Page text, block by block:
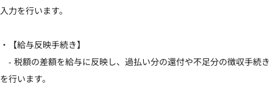
入力を行います。
・【給与反映手続き】
- 税額の差額を給与に反映し、過払い分の還付や不足分の徴収手続き
を行います。